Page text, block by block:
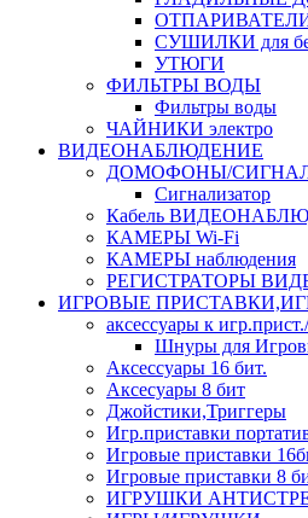
СУШИЛКИ для
УТЮГИ
ФИЛЬТРЫ ВОДЫ
Фильтры воды
ЧАЙНИКИ электро
ВИДЕОНАБЛЮДЕНИЕ
ДОМОФОНЫ/
Сигнализатор
Кабель
КАМЕРЫ Wi-Fi
КАМЕРЫ наблюдения
РЕГИСТРАТОРЫ
ИГРОВЫЕ
аксесcуары к
Шнуры для
Аксессуары 16 бит.
Аксесуары 8 бит
Джойстики,Триггеры
Игр.приставки
Игровые приставки
Игровые приставки 8
ИГРУШКИ